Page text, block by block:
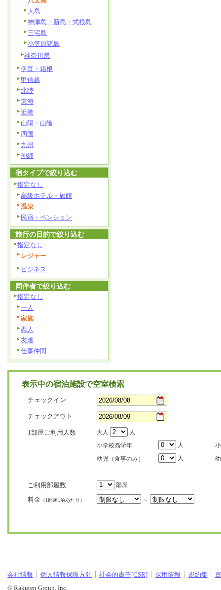
大島
神津島・新島・式根島
三宅島
小笠原諸島
神奈川県
伊豆・箱根
甲信越
北陸
東海
近畿
山陽・山陰
四国
九州
沖縄
宿タイプで絞り込む
指定なし
高級ホテル・旅館
温泉
民宿・ペンション
旅行の目的で絞り込む
指定なし
レジャー
ビジネス
同伴者で絞り込む
指定なし
一人
家族
恋人
友達
仕事仲間
表示中の宿泊施設で空室検索
チェックイン
チェックアウト
1部屋ご利用人数 大人
人
小学校高学年
人
幼児（食事のみ）
人
ご利用部屋数 部屋
料金 （1部屋1泊あたり） ～
会社情報 個人情報保護方針 社会的責任[CSR] 採用情報 規約集
© Rakuten Group, Inc.